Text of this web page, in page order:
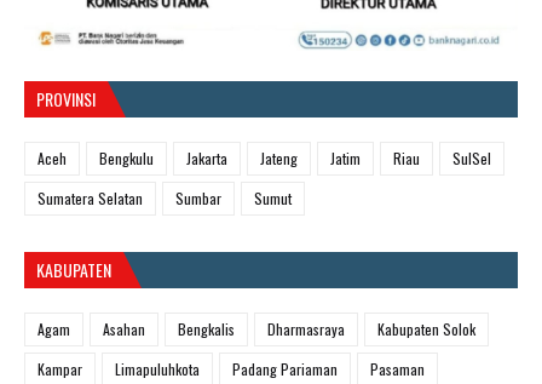
PROVINSI
Aceh Bengkulu Jakarta Jateng Jatim Riau
SulSel
Sumatera Selatan
Sumbar Sumut
KABUPATEN
Agam Asahan Bengkalis Dharmasraya
Kabupaten Solok
Kampar
Limapuluhkota Padang Pariaman
Pasaman